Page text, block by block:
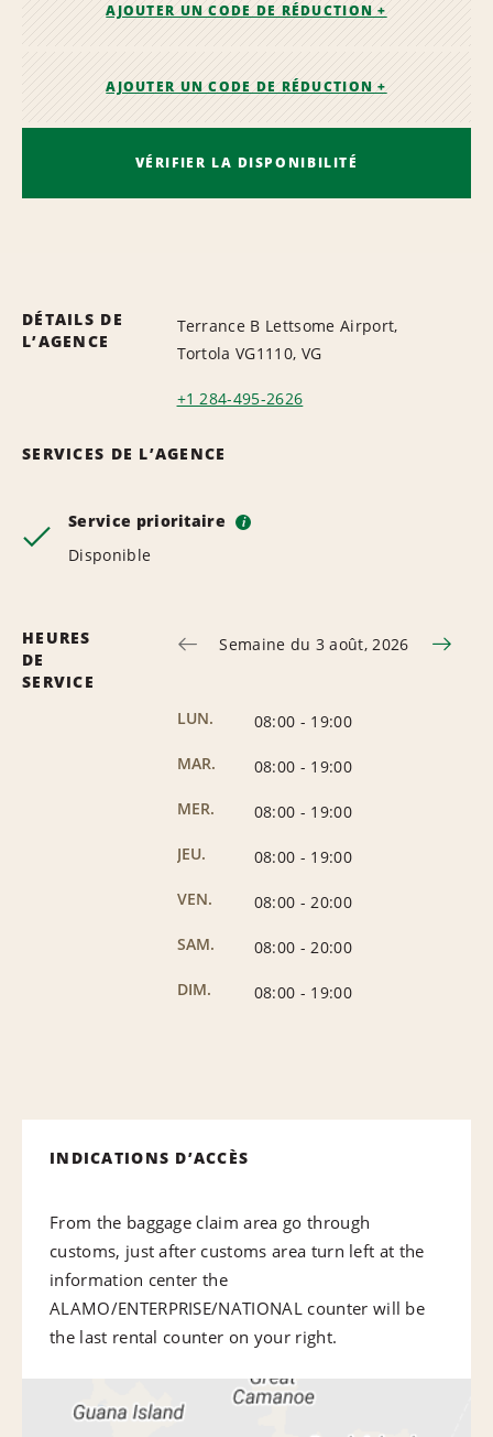
AJOUTER UN CODE DE RÉDUCTION +
AJOUTER UN CODE DE RÉDUCTION +
VÉRIFIER LA DISPONIBILITÉ
DÉTAILS DE
L’AGENCE
Terrance B Lettsome Airport,
Tortola VG1110, VG
+1 284-495-2626
SERVICES DE L’AGENCE
Service prioritaire i
Disponible
HEURES
DE
SERVICE
Semaine du 3 août, 2026
LUN. 08:00 - 19:00
MAR.
08:00 - 19:00
MER.
08:00 - 19:00
JEU.
08:00 - 19:00
VEN.
08:00 - 20:00
SAM.
08:00 - 20:00
DIM.
08:00 - 19:00
INDICATIONS D’ACCÈS
From the baggage claim area go through
customs, just after customs area turn left at the
information center the
ALAMO/ENTERPRISE/NATIONAL counter will be
the last rental counter on your right.